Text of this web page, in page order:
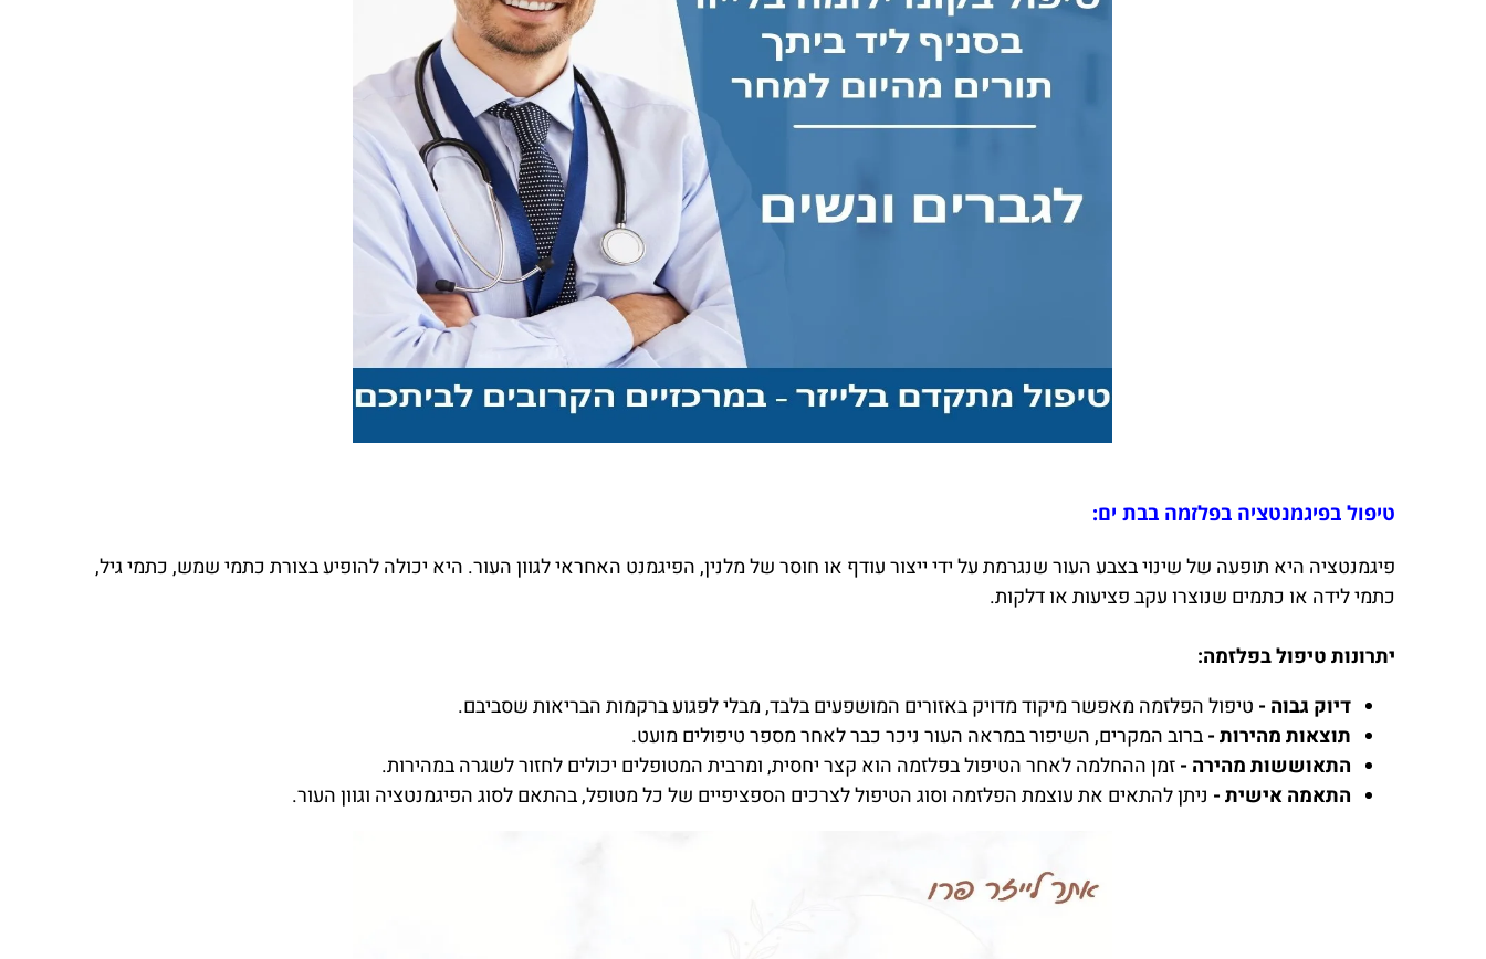
טיפול בפיגמנטציה בפלזמה בבת ים:
פיגמנטציה היא תופעה של שינוי בצבע העור שנגרמת על ידי ייצור עודף או חוסר של מלנין, הפיגמנט האחראי לגוון העור. היא יכולה להופיע בצורת כתמי שמש, כתמי גיל,
כתמי לידה או כתמים שנוצרו עקב פציעות או דלקות.
יתרונות טיפול בפלזמה:
דיוק גבוה - טיפול הפלזמה מאפשר מיקוד מדויק באזורים המושפעים בלבד, מבלי לפגוע ברקמות הבריאות שסביבם.
תוצאות מהירות -ברוב המקרים, השיפור במראה העור ניכר כבר לאחר מספר טיפולים מועט.
התאוששות מהירה -זמן ההחלמה לאחר הטיפול בפלזמה הוא קצר יחסית, ומרבית המטופלים יכולים לחזור לשגרה במהירות.
התאמה אישית - ניתן להתאים את עוצמת הפלזמה וסוג הטיפול לצרכים הספציפיים של כל מטופל, בהתאם לסוג הפיגמנטציה וגוון העור.